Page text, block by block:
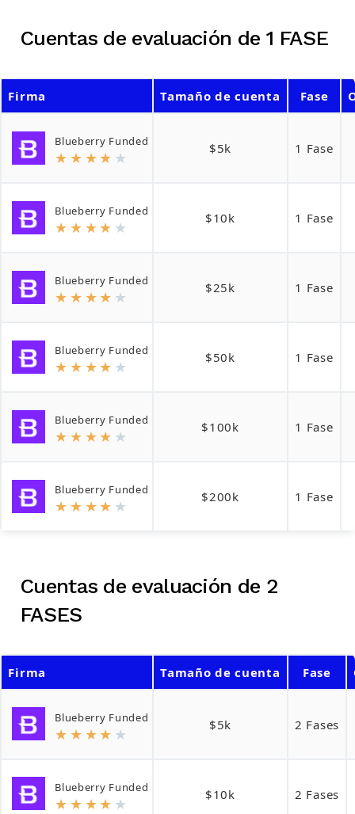
Cuentas de evaluación de 1 FASE
Firma Tamaño de cuenta Fase
Blueberry Funded
★ ★ ★★ ★ $5k 1 Fase
Blueberry Funded
★ ★ ★★ ★ $10k 1 Fase
Blueberry Funded
★ ★ ★★ ★ $25k 1 Fase
Blueberry Funded
★ ★ ★★ ★ $50k 1 Fase
Blueberry Funded
★ ★ ★★ ★ $100k 1 Fase
Blueberry Funded
★ ★ ★★ ★ $200k 1 Fase
Cuentas de evaluación de 2
FASES
Firma Tamaño de cuenta Fase
Blueberry Funded
★ ★ ★★ ★ $5k 2 Fases
Blueberry Funded
★ ★ ★★ ★ $10k 2 Fases